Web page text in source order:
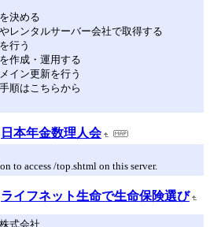
決める
レンタルサーバー会社で取得する
行う
作成・運用する
イン更新を行う
順はこちらから
日本年金数理人会
to access /top.shtml on this server.
ライフネット生命で生命保険選び
式会社